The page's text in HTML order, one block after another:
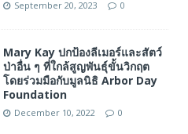
September 20, 2023 0
Mary Kay ปกป้องลีเมอร์และสัตว์
ป่าอื่น ๆ ที่ใกล้สูญพันธุ์ขั้นวิกฤต
โดยร่วมมือกับมูลนิธิ Arbor Day
Foundation
December 10, 2022 0